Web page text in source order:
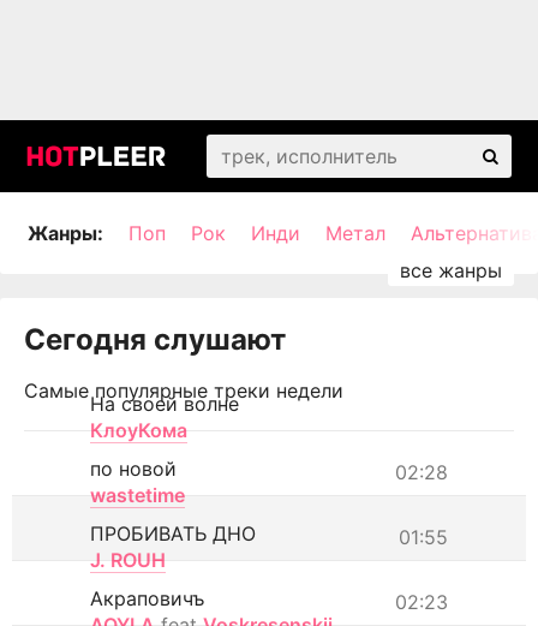
Жанры: Поп Рок Инди Метал
Сегодня слушают
Самые популярные треки недели
На своей волне
КлоуКома
02:28
по новой
wastetime
01:55
ПРОБИВАТЬ ДНО
J. ROUH
02:23
Акраповичъ